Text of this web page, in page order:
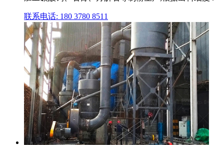
联系电话: 180 3780 8511